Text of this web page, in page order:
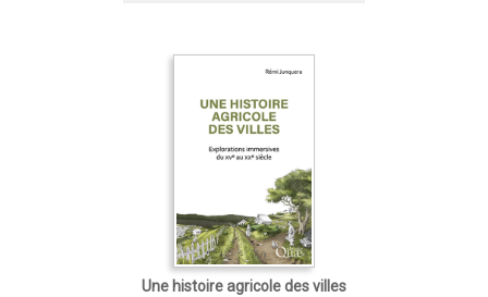
Une histoire agricole des villes